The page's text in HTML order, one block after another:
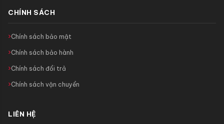
CHÍNH SÁCH
Chính sách bảo mật
Chính sách bảo hành
Chính sách đổi trả
Chính sách vận chuyển
LIÊN HỆ